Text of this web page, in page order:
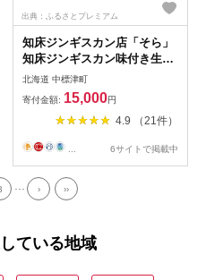
出典：ふるさとプレミアム
知床ジンギスカン店「そら」
知床ジンギスカン味付き生ラ
ム肩ロース900g（300g×3）
【1600301】
北海道 中標津町
寄付金額: 15,000円
4.9 （21件）
6サイトで掲載中
› ››
ている地域